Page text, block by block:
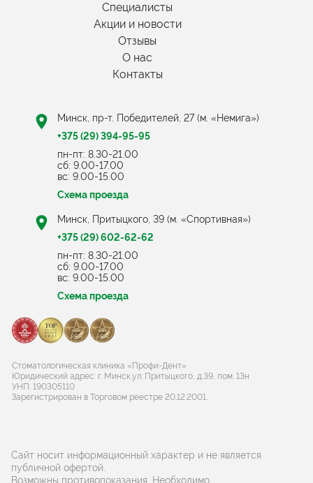
Специалисты
Акции и новости
Отзывы
О нас
Контакты
Стоматологическая клиника «Профи-Дент»
Юридический адрес: г. Минск,ул. Притыцкого, д.39, пом. 13н
УНП: 190305110
Зарегистрирован в Торговом реестре 20.12.2001.
Минск, Притыцкого, 39 (м. «Спортивная»)
+375 (29) 602-62-62
пн-пт: 8.30-21.00
cб: 9.00-17.00
вс: 9.00-15.00
Схема проезда
Минск, пр-т. Победителей, 27 (м. «Немига»)
+375 (29) 394-95-95
пн-пт: 8.30-21.00
cб: 9.00-17.00
вс: 9.00-15.00
Схема проезда
Сайт носит информационный характер и не является
публичной офертой.
Возможны противопоказания. Необходимо